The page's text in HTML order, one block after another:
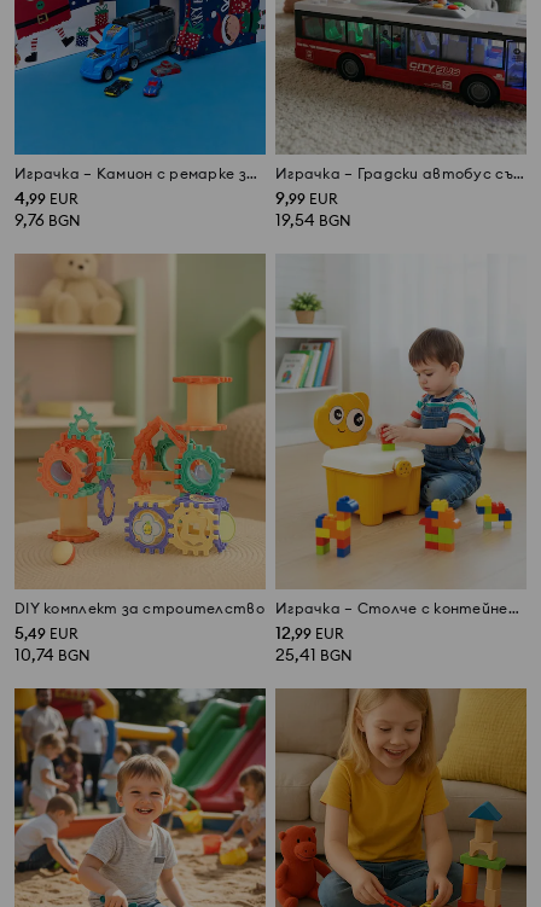
Играчка – Камион с ремарке за съхранение
4,99 EUR
9,76 BGN
Играчка – Градски автобус със звук и светлина на батерии
9,99 EUR
19,54 BGN
DIY комплект за строителствo
5,49 EUR
10,74 BGN
Играчка – Столче с контейнер за блокчета и комплект блокчета
12,99 EUR
25,41 BGN